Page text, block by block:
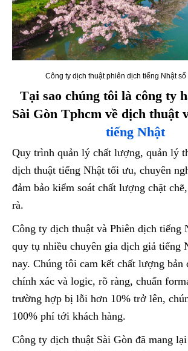
Công ty dịch thuật phiên dịch tiếng Nhật số
Tại sao chúng tôi là công ty
Sài Gòn Tphcm về dịch thuật
tiếng Nhật
Quy trình quản lý chất lượng, quản lý
dịch thuật tiếng Nhật tối ưu, chuyên
đảm bảo kiểm soát chất lượng chặt
rà.
Công ty dịch thuật và Phiên dịch tiếng
quy tụ nhiều chuyên gia dịch giả tiếng
nay. Chúng tôi cam kết chất lượng bản
chính xác và logic, rõ ràng, chuẩn
trường hợp bị lỗi hơn 10% trở lên,
100% phí tới khách hàng.
Công ty dịch thuật Sài Gòn đã mang